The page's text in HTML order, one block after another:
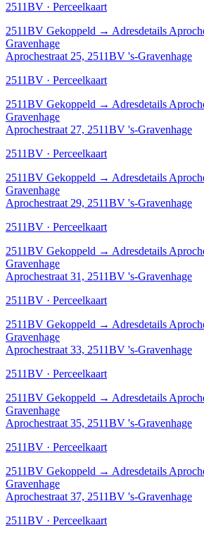
2511BV · Perceelkaart
2511BV Gekoppeld → Adresdetails
Gravenhage
Aprochestraat 25, 2511BV 's-Gravenhage
2511BV · Perceelkaart
2511BV Gekoppeld → Adresdetails
Gravenhage
Aprochestraat 27, 2511BV 's-Gravenhage
2511BV · Perceelkaart
2511BV Gekoppeld → Adresdetails
Gravenhage
Aprochestraat 29, 2511BV 's-Gravenhage
2511BV · Perceelkaart
2511BV Gekoppeld → Adresdetails
Gravenhage
Aprochestraat 31, 2511BV 's-Gravenhage
2511BV · Perceelkaart
2511BV Gekoppeld → Adresdetails
Gravenhage
Aprochestraat 33, 2511BV 's-Gravenhage
2511BV · Perceelkaart
2511BV Gekoppeld → Adresdetails
Gravenhage
Aprochestraat 35, 2511BV 's-Gravenhage
2511BV · Perceelkaart
2511BV Gekoppeld → Adresdetails
Gravenhage
Aprochestraat 37, 2511BV 's-Gravenhage
2511BV · Perceelkaart